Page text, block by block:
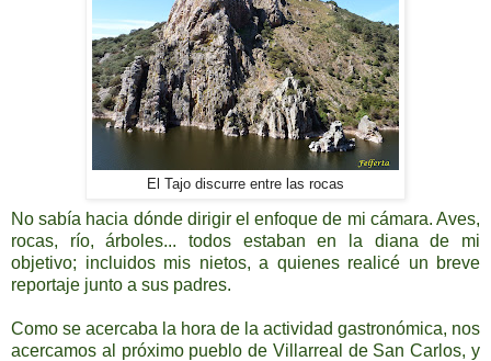
El Tajo discurre entre las rocas
No sabía hacia dónde dirigir el enfoque de mi cámara. Aves,
rocas, río, árboles... todos estaban en la diana de mi
objetivo; incluidos mis nietos, a quienes realicé un breve
reportaje junto a sus padres.
Como se acercaba la hora de la actividad gastronómica, nos
acercamos al próximo pueblo de Villarreal de San Carlos, y